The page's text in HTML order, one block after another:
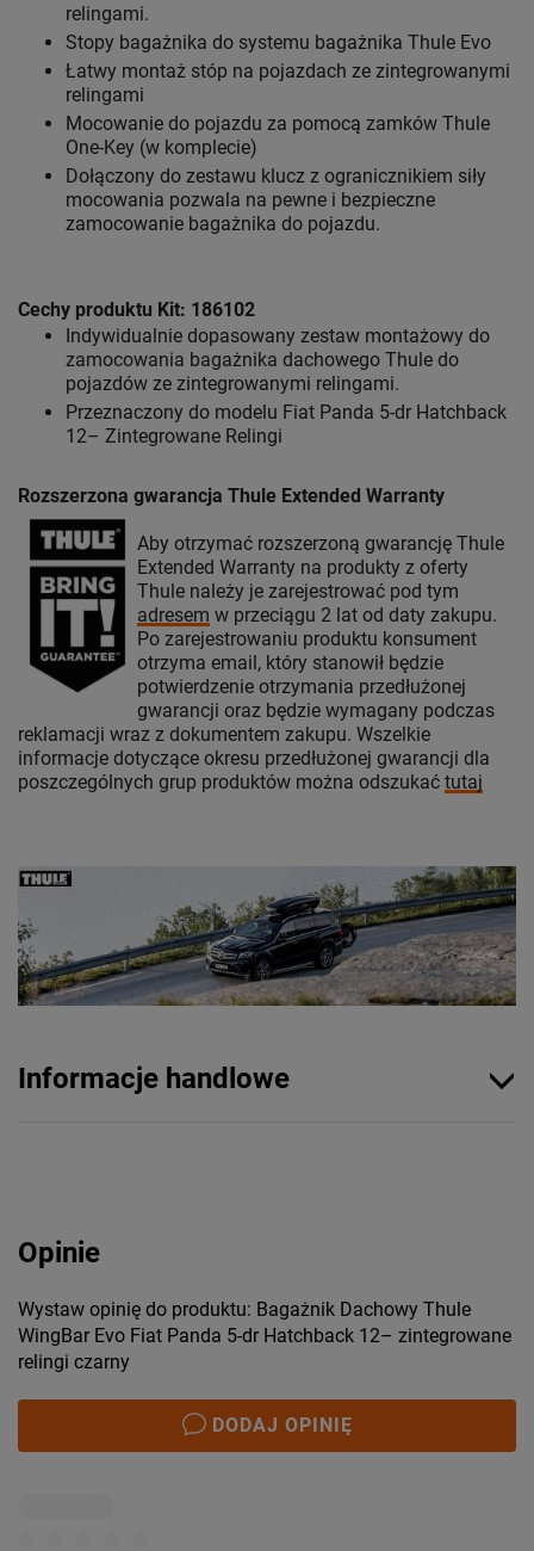
relingami.
Stopy bagażnika do systemu bagażnika Thule Evo
Łatwy montaż stóp na pojazdach ze zintegrowanymi
relingami
Mocowanie do pojazdu za pomocą zamków Thule
One-Key (w komplecie)
Dołączony do zestawu klucz z ogranicznikiem siły
mocowania pozwala na pewne i bezpieczne
zamocowanie bagażnika do pojazdu.
Cechy produktu Kit: 186102
Indywidualnie dopasowany zestaw montażowy do
zamocowania bagażnika dachowego Thule do
pojazdów ze zintegrowanymi relingami.
Przeznaczony do modelu Fiat Panda 5-dr Hatchback
12– Zintegrowane Relingi
Rozszerzona gwarancja Thule Extended Warranty
Aby otrzymać rozszerzoną gwarancję Thule
Extended Warranty na produkty z oferty
Thule należy je zarejestrować pod tym
adresem w przeciągu 2 lat od daty zakupu.
Po zarejestrowaniu produktu konsument
otrzyma email, który stanowił będzie
potwierdzenie otrzymania przedłużonej
gwarancji oraz będzie wymagany podczas
reklamacji wraz z dokumentem zakupu. Wszelkie
informacje dotyczące okresu przedłużonej gwarancji dla
poszczególnych grup produktów można odszukać tutaj
Informacje handlowe
Opinie
Wystaw opinię do produktu: Bagażnik Dachowy Thule
WingBar Evo Fiat Panda 5-dr Hatchback 12– zintegrowane
relingi czarny
DODAJ OPINIĘ